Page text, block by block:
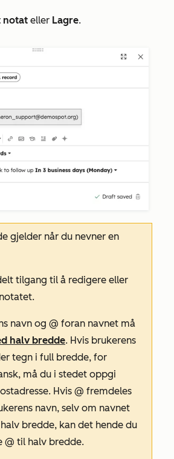
notat eller Lagre.
gjelder når du nevner en
tilgang til å redigere eller
navn og @ foran navnet må
halv bredde. Hvis brukerens
tegn i full bredde, for
må du i stedet oppgi
Hvis @ fremdeles
navn, selv om navnet
bredde, kan det hende du
@ til halv bredde.